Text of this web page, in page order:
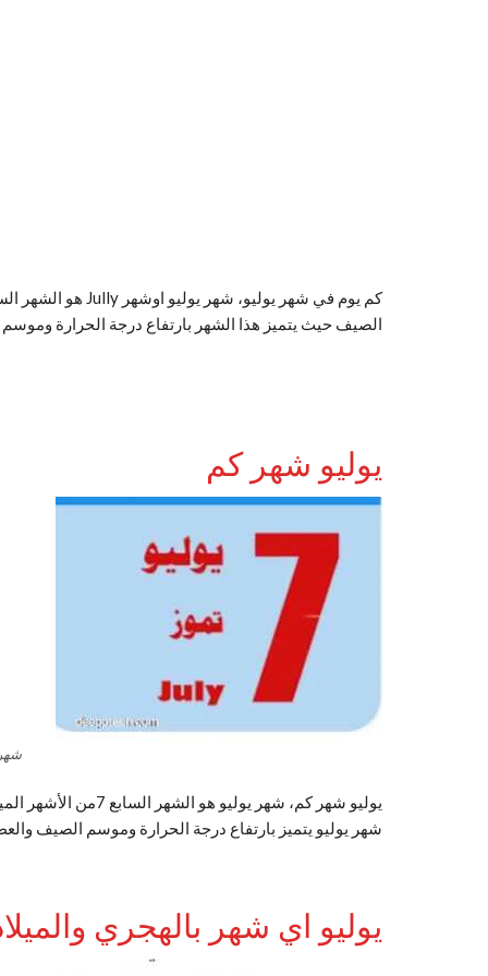
الصيف حيث يتميز هذا الشهر بارتفاع درجة الحرارة
يوليو شهر كم
يوليو شهر كم، شهر يوليو هو الشهر السابع 7من الأشهر الميلادية الإثني عشر يقع بعد شهر يونيو وقبل شهر أوت أو آذار.
شهر يوليو يتميز بارتفاع درجة الحرارة وموسم الصيف
يوليو اي شهر بالهجري